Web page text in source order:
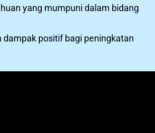
yang mumpuni dalam bidang
positif bagi peningkatan